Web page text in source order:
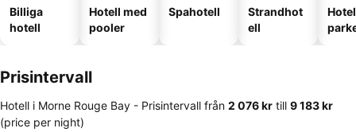
Billiga
hotell
Hotell med
pooler
Spahotell
Strandhot
ell
Prisintervall
Hotell i Morne Rouge Bay - Prisintervall från ‎2 076 kr till ‎9 183 kr
(price per night)